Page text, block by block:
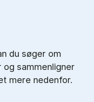
du søger om
sammenligner
mere nedenfor.